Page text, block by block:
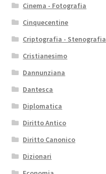
Cinema - Fotografia
Cinquecentine
Criptografia - Stenografia
Cristianesimo
Dannunziana
Dantesca
Diplomatica
Diritto Antico
Diritto Canonico
Dizionari